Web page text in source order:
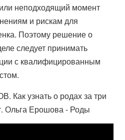
неподходящий момент
и рискам для
Поэтому решение о
следует принимать
с квалифицированным
узнать о родах за три
Ольга Ерошова - Роды